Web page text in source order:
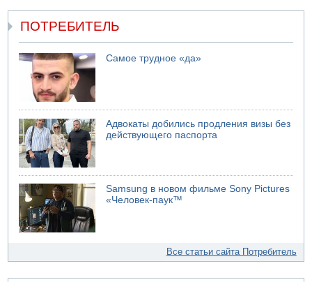
ПОТРЕБИТЕЛЬ
Самое трудное «да»
Адвокаты добились продления визы без
действующего паспорта
Samsung в новом фильме Sony Pictures
«Человек-паук™
Все статьи сайта Потребитель